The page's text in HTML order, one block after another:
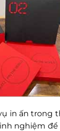
in ấn trong
nghiệm